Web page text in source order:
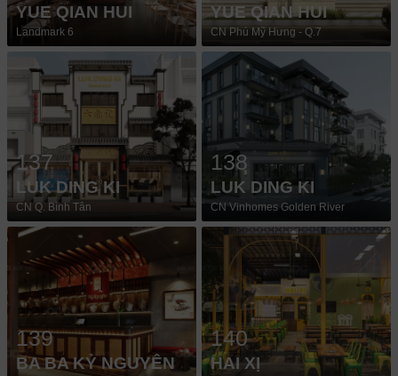
YUE QIAN HUI
Landmark 6
YUE QIAN HUI
CN Phú Mỹ Hưng - Q.7
137
LUK DING KI
CN Q. Bình Tân
138
LUK DING KI
CN Vinhomes Golden River
139
BA BA KỶ NGUYÊN
140
HAI XỊ